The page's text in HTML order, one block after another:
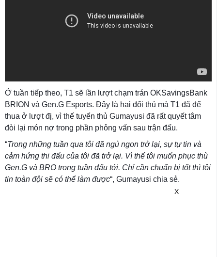
Ở tuần tiếp theo, T1 sẽ lần lượt chạm trán OKSavingsBank
BRION và Gen.G Esports. Đây là hai đối thủ mà T1 đã để
thua ở lượt đị, vì thế tuyển thủ Gumayusi đã rất quyết tâm
đòi lại món nợ trong phần phỏng vấn sau trận đấu.
“Trong những tuần qua tôi đã ngủ ngon trở lại, sự tự tin và
cảm hứng thi đấu của tôi đã trở lại. Vì thế tôi muốn phục thù
Gen.G và BRO trong tuần đấu tới. Chỉ cần chuẩn bị tốt thì tôi
tin toàn đội sẽ có thể làm được“, Gumayusi chia sẻ.
X